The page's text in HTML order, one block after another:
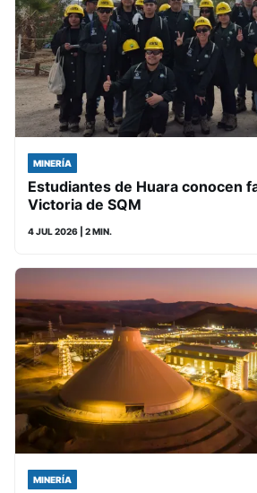
MINERÍA
Estudiantes de Huara conocen
Victoria de SQM
4 JUL 2026 | 2 MIN.
MINERÍA